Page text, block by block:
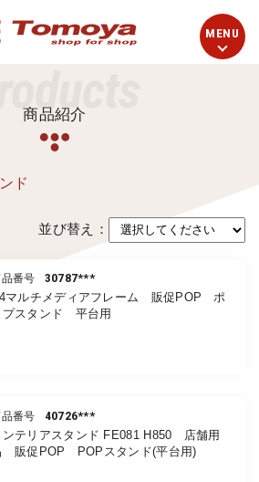
Products
商品紹介
ド
並び替え：
番号 30787***
マルチメディアフレーム 販促POP ポ
プスタンド 平台用
番号 40726***
ンテリアスタンド FE081 H850 店舗用
販促POP POPスタンド(平台用)